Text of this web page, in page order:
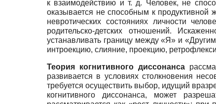
к взаимодействию и т. д. Человек, не
оказывается не способным к продуктивной
невротических состояниях личности
родительско-детских отношений.
устанавливать границу между «Я» и
интроекцию, слияние, проекцию,
Теория когнитивного диссонанса
развивается в условиях столкновения
требуется осуществить выбор, идущий
когнитивного диссонанса, может